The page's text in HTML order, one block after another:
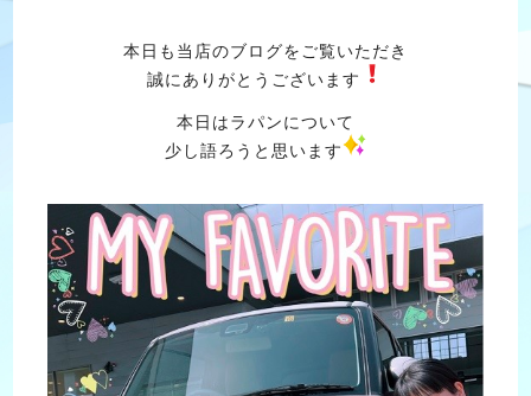
本日も当店のブログをご覧いただき
誠にありがとうございます
本日はラパンについて
少し語ろうと思います